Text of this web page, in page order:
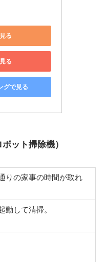
る
る
グで見る
ット掃除機）
りの家事の時間が取れ
動して清掃。